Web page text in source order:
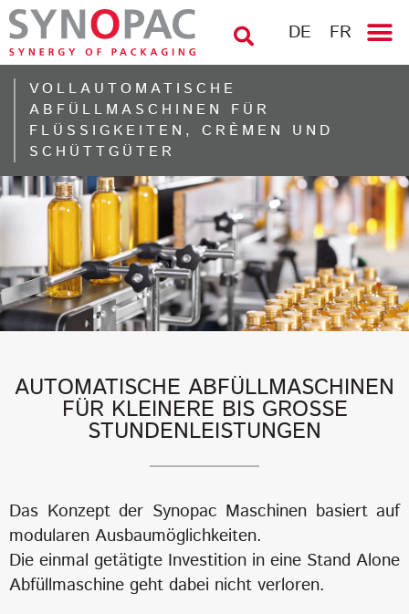
DE FR
VOLLAUTOMATISCHE
ABFÜLLMASCHINEN FÜR
FLÜSSIGKEITEN, CRÈMEN UND
SCHÜTTGÜTER
AUTOMATISCHE ABFÜLLMASCHINEN
FÜR KLEINERE BIS GROSSE
STUNDENLEISTUNGEN
Das Konzept der Synopac Maschinen basiert auf
modularen Ausbaumöglichkeiten.
Die einmal getätigte Investition in eine Stand Alone
Abfüllmaschine geht dabei nicht verloren.